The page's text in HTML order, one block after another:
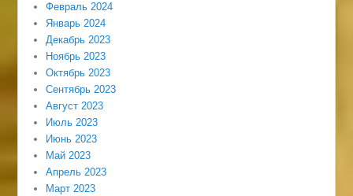
Февраль 2024
Январь 2024
Декабрь 2023
Ноябрь 2023
Октябрь 2023
Сентябрь 2023
Август 2023
Июль 2023
Июнь 2023
Май 2023
Апрель 2023
Март 2023